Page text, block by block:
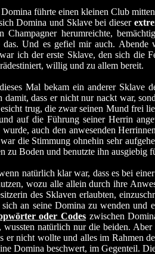
führte einen kleinen Club
Domina und Sklave bei dieser
Champagner herumreichte,
das. Und es gefiel mir auch. Abende
ich der erste Sklave, den sich die
willig und zu allem bereit.
Mal bekam ein anderer Sklave
damit, dass er nicht nur nackt war,
trug, die zwar seinen Mund frei
auf die Führung seiner Herrin
wurde, auch den anwesenden
die Stimmung ohnehin sehr
zu Boden und benutzte ihn ausgiebig
natürlich klar war, dass es bei
wozu alle allein durch ihre
des Sklaven erlaubten,
sich an seine Domina zu wenden und
oder Codeszwischen
wussten natürlich nur die beiden.
er nicht wollte und alles im Rahmen
Domina beschwert, im Gegenteil.